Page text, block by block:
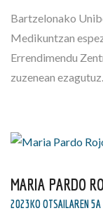
Bartzelonako
Medikuntzan
Errendimendu
zuzenean
MARIA PARDO
2023KO OTSAILAREN 5A